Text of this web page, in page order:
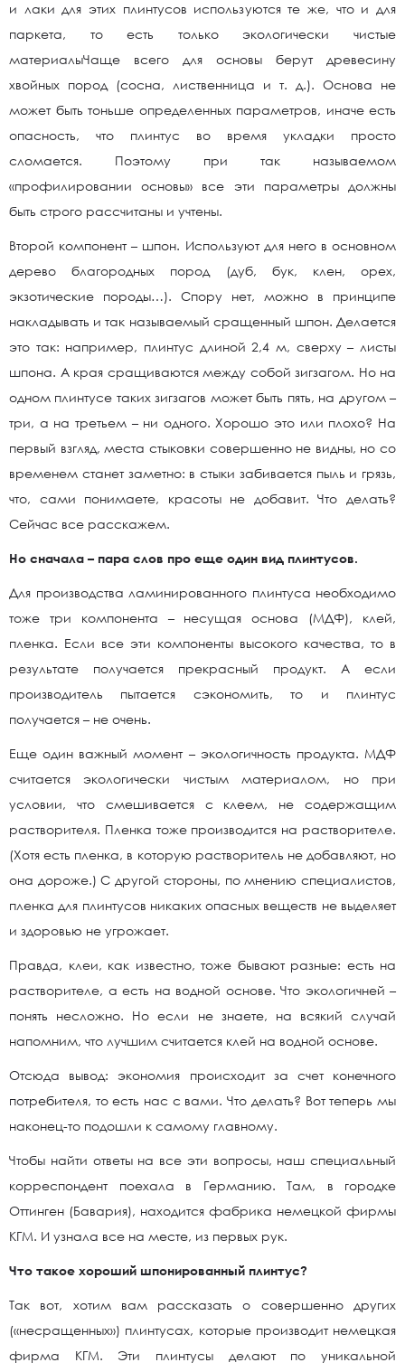
и лаки для этих плинтусов используются те же, что и для
паркета, то есть только экологически чистые
материалыЧаще всего для основы берут древесину
хвойных пород (сосна, лиственница и т. д.). Основа не
может быть тоньше определенных параметров, иначе есть
опасность, что плинтус во время укладки просто
сломается. Поэтому при так называемом
«профилировании основы» все эти параметры должны
быть строго рассчитаны и учтены.
Второй компонент – шпон. Используют для него в основном
дерево благородных пород (дуб, бук, клен, орех,
экзотические породы…). Спору нет, можно в принципе
накладывать и так называемый сращенный шпон. Делается
это так: например, плинтус длиной 2,4 м, сверху – листы
шпона. А края сращиваются между собой зигзагом. Но на
одном плинтусе таких зигзагов может быть пять, на другом –
три, а на третьем – ни одного. Хорошо это или плохо? На
первый взгляд, места стыковки совершенно не видны, но со
временем станет заметно: в стыки забивается пыль и грязь,
что, сами понимаете, красоты не добавит. Что делать?
Сейчас все расскажем.
Но сначала – пара слов про еще один вид плинтусов.
Для производства ламинированного плинтуса необходимо
тоже три компонента – несущая основа (МДФ), клей,
пленка. Если все эти компоненты высокого качества, то в
результате получается прекрасный продукт. А если
производитель пытается сэкономить, то и плинтус
получается – не очень.
Еще один важный момент – экологичность продукта. МДФ
считается экологически чистым материалом, но при
условии, что смешивается с клеем, не содержащим
растворителя. Пленка тоже производится на растворителе.
(Хотя есть пленка, в которую растворитель не добавляют, но
она дороже.) С другой стороны, по мнению специалистов,
пленка для плинтусов никаких опасных веществ не выделяет
и здоровью не угрожает.
Правда, клеи, как известно, тоже бывают разные: есть на
растворителе, а есть на водной основе. Что экологичней –
понять несложно. Но если не знаете, на всякий случай
напомним, что лучшим считается клей на водной основе.
Отсюда вывод: экономия происходит за счет конечного
потребителя, то есть нас с вами. Что делать? Вот теперь мы
наконец-то подошли к самому главному.
Чтобы найти ответы на все эти вопросы, наш специальный
корреспондент поехала в Германию. Там, в городке
Оттинген (Бавария), находится фабрика немецкой фирмы
КГМ. И узнала все на месте, из первых рук.
Что такое хороший шпонированный плинтус?
Так вот, хотим вам рассказать о совершенно других
(«несращенных») плинтусах, которые производит немецкая
фирма КГМ. Эти плинтусы делают по уникальной